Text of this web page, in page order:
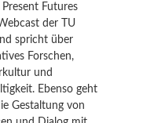
Futures
der TU
spricht über
Forschen,
und
Ebenso geht
Gestaltung von